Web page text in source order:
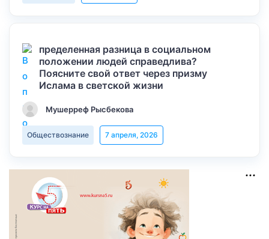
пределенная разница в социальном
положении людей справедлива?
Поясните свой ответ через призму
Ислама в светской жизни
Мушерреф Рысбекова
Обществознание 7 апреля, 2026